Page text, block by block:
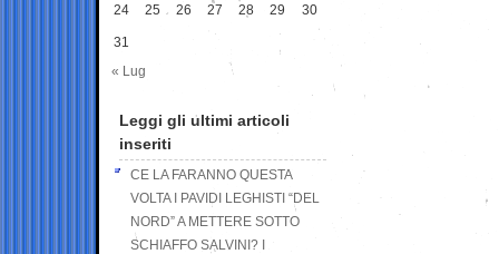
24 25 26 27 28 29 30
31
« Lug
Leggi gli ultimi articoli
inseriti
CE LA FARANNO QUESTA
VOLTA I PAVIDI LEGHISTI “DEL
NORD” A METTERE SOTTO
SCHIAFFO SALVINI? I